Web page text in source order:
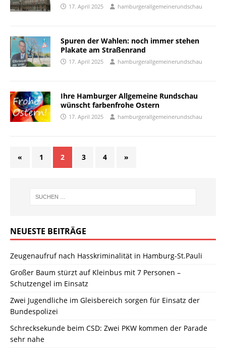
17. April 2025 hamburgerallgemeinerundschau
Spuren der Wahlen: noch immer stehen
Plakate am Straßenrand
17. April 2025 hamburgerallgemeinerundschau
Ihre Hamburger Allgemeine Rundschau
wünscht farbenfrohe Ostern
17. April 2025 hamburgerallgemeinerundschau
« 1 2 3 4 »
NEUESTE BEITRÄGE
Zeugenaufruf nach Hasskriminalität in Hamburg-St.Pauli
Großer Baum stürzt auf Kleinbus mit 7 Personen –
Schutzengel im Einsatz
Zwei Jugendliche im Gleisbereich sorgen für Einsatz der
Bundespolizei
Schrecksekunde beim CSD: Zwei PKW kommen der Parade
sehr nahe